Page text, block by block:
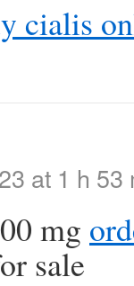
cialis
at 1 h 53
mg
sale